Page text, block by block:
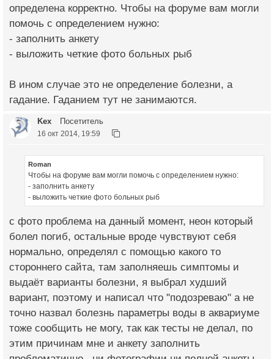
определена корректно. Чтобы на форуме вам могли
помочь с определением нужно:
- заполнить анкету
- выложить четкие фото больных рыб
В ином случае это не определение болезни, а
гадание. Гаданием тут не занимаются.
Kex Посетитель
16 окт 2014, 19:59
Roman
Чтобы на форуме вам могли помочь с определением нужно:
- заполнить анкету
- выложить четкие фото больных рыб
с фото проблема на данный момент, неон который
болел погиб, остальные вроде чувствуют себя
нормально, определял с помощью какого то
стороннего сайта, там заполняешь симптомы и
выдаёт варианты болезни, я выбрал худший
вариант, поэтому и написал что "подозреваю" а не
точно назвал болезнь параметры воды в аквариуме
тоже сообщить не могу, так как тесты не делал, по
этим причинам мне и анкету заполнить